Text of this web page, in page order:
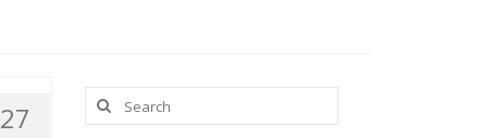
27
Search
for: